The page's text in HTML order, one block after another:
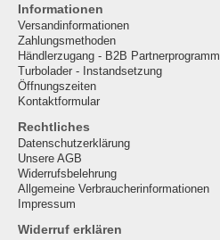
Informationen
Versandinformationen
Zahlungsmethoden
Händlerzugang - B2B Partnerprogramm
Turbolader - Instandsetzung
Öffnungszeiten
Kontaktformular
Rechtliches
Datenschutzerklärung
Unsere AGB
Widerrufsbelehrung
Allgemeine Verbraucherinformationen
Impressum
Widerruf erklären